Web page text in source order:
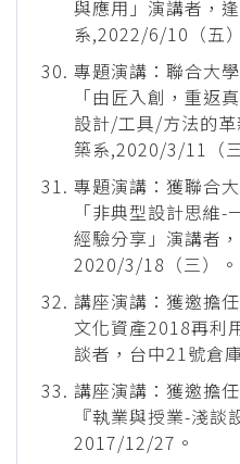
與應用」演講者，
系,2022/6/10（五
專題演講：聯合大
「由匠入創，重返
設計/工具/方法的
築系,2020/3/11（
專題演講：獲聯合
「非典型設計思維
經驗分享」演講者
2020/3/18（三）。
講座演講：獲邀擔
文化資產2018再利
談者，台中21號倉
講座演講：獲邀擔
『執業與授業-淺談
2017/12/27。